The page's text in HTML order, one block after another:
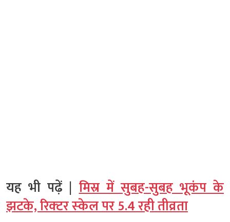
यह भी पढ़ें |मिस्र में सुबह-सुबह भूकंप के
झटके, र‍िक्‍टर स्‍केल पर 5.4 रही तीव्रता